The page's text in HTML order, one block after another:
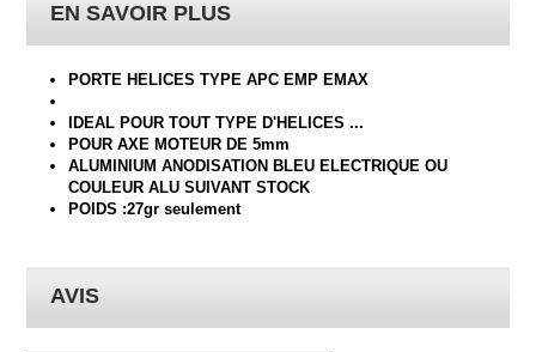
EN SAVOIR PLUS
PORTE HELICES TYPE APC EMP EMAX
IDEAL POUR TOUT TYPE D'HELICES ...
POUR AXE MOTEUR DE 5mm
ALUMINIUM ANODISATION BLEU ELECTRIQUE OU
COULEUR ALU SUIVANT STOCK
POIDS :27gr seulement
AVIS